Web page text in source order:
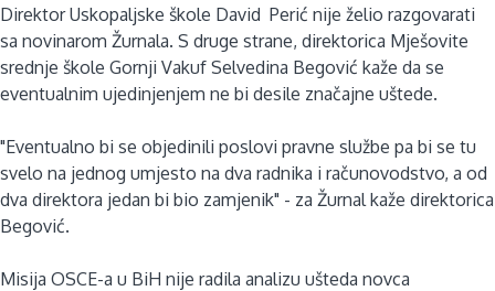
Direktor Uskopaljske škole David Perić nije želio razgovarati
sa novinarom Žurnala. S druge strane, direktorica Mješovite
srednje škole Gornji Vakuf Selvedina Begović kaže da se
eventualnim ujedinjenjem ne bi desile značajne uštede.
"Eventualno bi se objedinili poslovi pravne službe pa bi se tu
svelo na jednog umjesto na dva radnika i računovodstvo, a od
dva direktora jedan bi bio zamjenik" - za Žurnal kaže direktorica
Begović.
Misija OSCE-a u BiH nije radila analizu ušteda novca